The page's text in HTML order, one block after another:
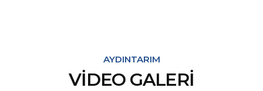
AYDINTARIM
VİDEO GALERİ